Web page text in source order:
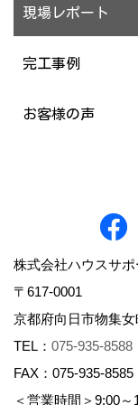
現場レポート
完工事例
お客様の声
株式会社ハウスサポ
〒617-0001
京都府向日市物集
TEL： 075-935-8588
FAX：075-935-8585
＜営業時間＞9:00